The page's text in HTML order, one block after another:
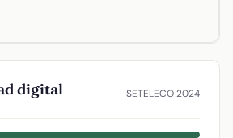
digital SETELECO 2024